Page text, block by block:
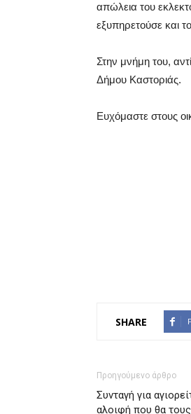
απώλεια του
εξυπηρετούσε και
Στην μνήμη του,
Δήμου Καστοριάς.
Ευχόμαστε στους
SHARE
Προηγούμενο άρθρο
Συνταγή για
αλοιφή που θα